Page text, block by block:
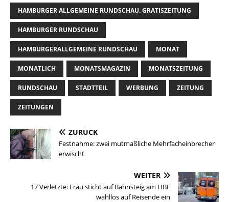
HAMBURGER ALLGEMEINE RUNDSCHAU. GRATISZEITUNG
HAMBURGER RUNDSCHAU
HAMBURGERALLGEMEINE RUNDSCHAU MONAT
MONATLICH MONATSMAGAZIN MONATSZEITUNG
RUNDSCHAU STADTTEIL WERBUNG ZEITUNG
ZEITUNGEN
ZURÜCK
Festnahme: zwei mutmaßliche Mehrfacheinbrecher
erwischt
WEITER
17 Verletzte: Frau sticht auf Bahnsteig am HBF
wahllos auf Reisende ein